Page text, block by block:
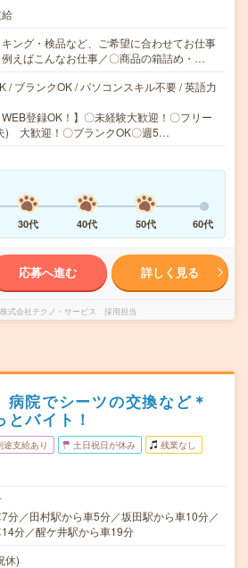
ング・検品など、ご希望に合わせてお仕事
えばこんなお仕事／〇商品の箱詰め・…
/ ブランクOK / パソコンスキル不要 / 英語力
WEB登録OK！】〇未経験大歓迎！〇フリー
) 大歓迎！〇ブランクOK〇週5…
30代 40代 50代 60代
応募へ進む 詳しく見る
株式会社テクノ・サービス 採用担当
病院でシーツの交換など＊
バイト！
途支給あり 土日祝日が休み 残業なし
分／田村駅から車5分／坂田駅から車10分／
分／醒ケ井駅から車19分
休)